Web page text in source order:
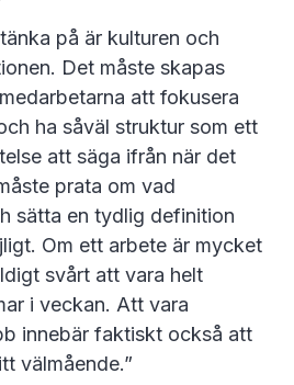
på är kulturen och
Det måste skapas
att fokusera
ha såväl struktur som ett
att säga ifrån när det
prata om vad
sätta en tydlig definition
Om ett arbete är mycket
svårt att vara helt
i veckan. Att vara
innebär faktiskt också att
välmående.”